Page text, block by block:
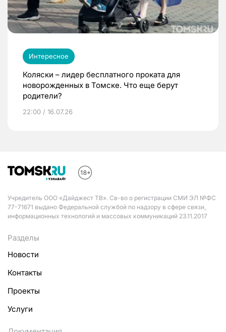
Интересное
Коляски – лидер бесплатного проката для
новорожденных в Томске. Что еще берут
родители?
22:00 / 16.07.26
Учредитель ООО «Дайджест ТВ». Св-во о регистрации СМИ ЭЛ №ФС
77-71671 выдано Федеральной службой по надзору в сфере связи,
информационных технологий и массовых коммуникаций 23.11.2017
Разделы
Новости
Контакты
Проекты
Услуги